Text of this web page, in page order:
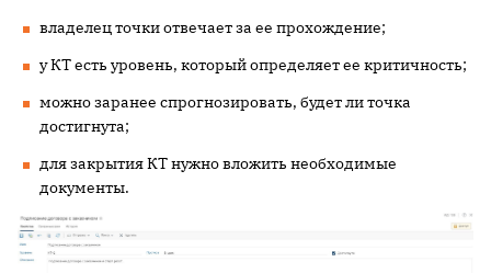
владелец точки отвечает за ее прохождение;
у КТ есть уровень, который определяет ее критичность;
можно заранее спрогнозировать, будет ли точка
достигнута;
для закрытия КТ нужно вложить необходимые
документы.